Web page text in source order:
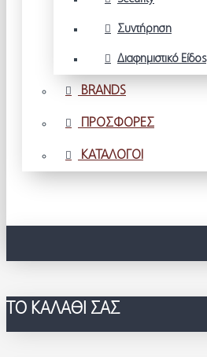
Συντήρηση
Διαφημιστικό Είδος
BRANDS
ΠΡΟΣΦΟΡΕΣ
ΚΑΤΑΛΟΓΟΙ
ΤΟ ΚΑΛΆΘΙ ΣΑΣ